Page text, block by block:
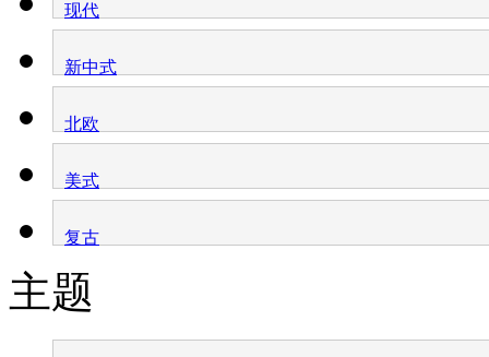
现代
新中式
北欧
美式
复古
主题